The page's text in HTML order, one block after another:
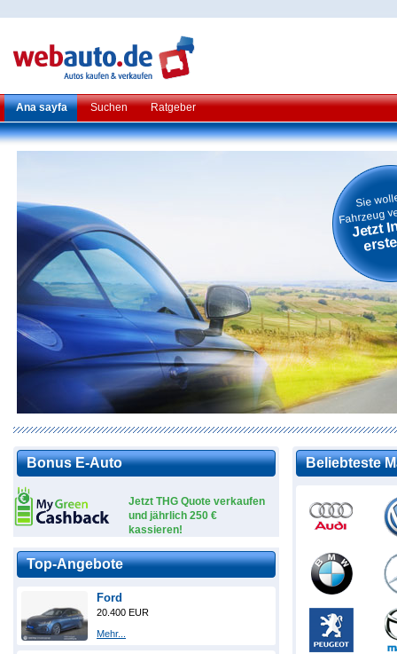
Ana sayfa Suchen Ratgeber
Sie
Fahrzeug
Jetzt
Bonus E-Auto
Jetzt THG Quote verkaufen
und jährlich 250 €
kassieren!
Top-Angebote
Ford
20.400 EUR
Mehr...
Beliebteste